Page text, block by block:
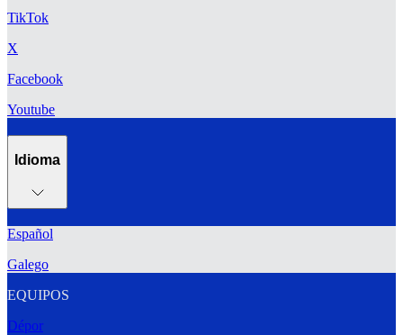
TikTok
X
Facebook
Youtube
Idioma
Español
Galego
EQUIPOS
Dépor